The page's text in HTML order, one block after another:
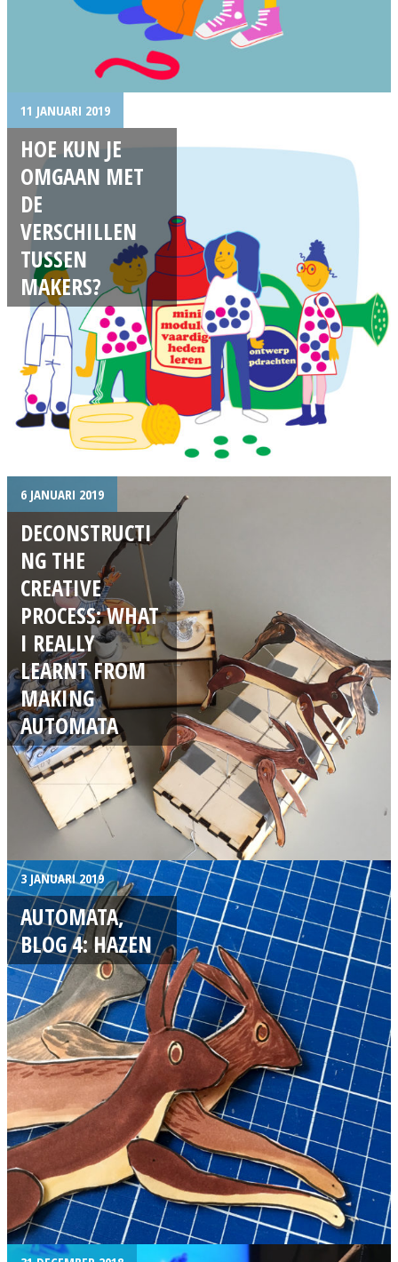
11 JANUARI 2019
HOE KUN JE
OMGAAN MET
DE
VERSCHILLEN
TUSSEN
MAKERS?
6 JANUARI 2019
DECONSTRUCTI
NG THE
CREATIVE
PROCESS: WHAT
I REALLY
LEARNT FROM
MAKING
AUTOMATA
3 JANUARI 2019
AUTOMATA,
BLOG 4: HAZEN